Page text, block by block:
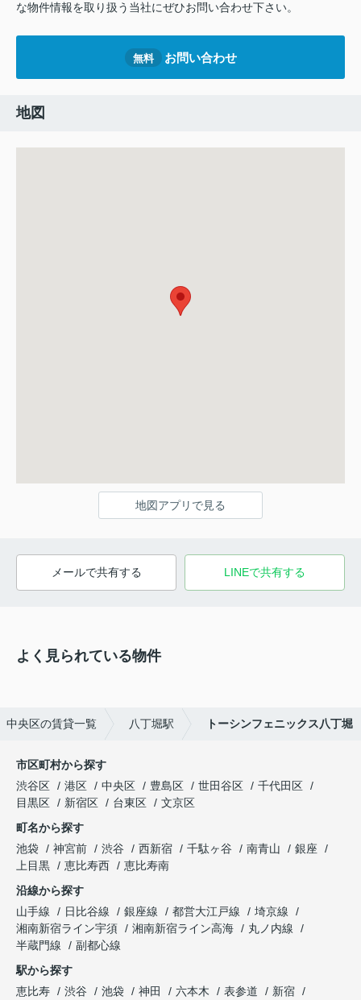
な物件情報を取り扱う当社にぜひお問い合わせ下さい。
無料 お問い合わせ
地図
地図アプリで見る
メールで共有する LINEで共有する
よく見られている物件
中央区の賃貸一覧 八丁堀駅 トーシンフェニックス八丁堀
市区町村から探す
渋谷区
港区 中央区 豊島区 世田谷区
千代田区
目黒区
新宿区 台東区
文京区
町名から探す
池袋
神宮前 渋谷 西新宿 千駄ヶ谷 南青山
銀座
上目黒
恵比寿西
恵比寿南
沿線から探す
山手線
日比谷線 銀座線 都営大江戸線
埼京線
湘南新宿ライン宇須
湘南新宿ライン高海
丸ノ内線
半蔵門線
副都心線
駅から探す
恵比寿
渋谷 池袋 神田 六本木 表参道
新宿